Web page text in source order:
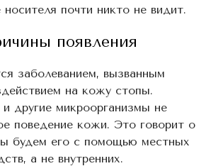
почти никто не видит.
появления
заболеванием, вызванным
на кожу стопы.
другие микроорганизмы не
поведение кожи. Это говорит о
будем его с помощью местных
а не внутренних.